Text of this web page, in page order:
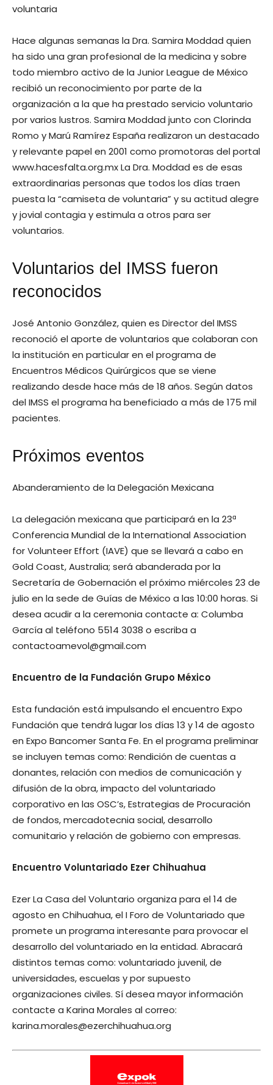
voluntaria
Hace algunas semanas la Dra. Samira Moddad quien
ha sido una gran profesional de la medicina y sobre
todo miembro activo de la Junior League de México
recibió un reconocimiento por parte de la
organización a la que ha prestado servicio voluntario
por varios lustros. Samira Moddad junto con Clorinda
Romo y Marú Ramírez España realizaron un destacado
y relevante papel en 2001 como promotoras del portal
www.hacesfalta.org.mx La Dra. Moddad es de esas
extraordinarias personas que todos los días traen
puesta la “camiseta de voluntaria” y su actitud alegre
y jovial contagia y estimula a otros para ser
voluntarios.
Voluntarios del IMSS fueron
reconocidos
José Antonio González, quien es Director del IMSS
reconoció el aporte de voluntarios que colaboran con
la institución en particular en el programa de
Encuentros Médicos Quirúrgicos que se viene
realizando desde hace más de 18 años. Según datos
del IMSS el programa ha beneficiado a más de 175 mil
pacientes.
Próximos eventos
Abanderamiento de la Delegación Mexicana
La delegación mexicana que participará en la 23ª
Conferencia Mundial de la International Association
for Volunteer Effort (IAVE) que se llevará a cabo en
Gold Coast, Australia; será abanderada por la
Secretaría de Gobernación el próximo miércoles 23 de
julio en la sede de Guías de México a las 10:00 horas. Si
desea acudir a la ceremonia contacte a: Columba
García al teléfono 5514 3038 o escriba a
contactoamevol@gmail.com
Encuentro de la Fundación Grupo México
Esta fundación está impulsando el encuentro Expo
Fundación que tendrá lugar los días 13 y 14 de agosto
en Expo Bancomer Santa Fe. En el programa preliminar
se incluyen temas como: Rendición de cuentas a
donantes, relación con medios de comunicación y
difusión de la obra, impacto del voluntariado
corporativo en las OSC’s, Estrategias de Procuración
de fondos, mercadotecnia social, desarrollo
comunitario y relación de gobierno con empresas.
Encuentro Voluntariado Ezer Chihuahua
Ezer La Casa del Voluntario organiza para el 14 de
agosto en Chihuahua, el I Foro de Voluntariado que
promete un programa interesante para provocar el
desarrollo del voluntariado en la entidad. Abracará
distintos temas como: voluntariado juvenil, de
universidades, escuelas y por supuesto
organizaciones civiles. Sí desea mayor información
contacte a Karina Morales al correo:
karina.morales@ezerchihuahua.org